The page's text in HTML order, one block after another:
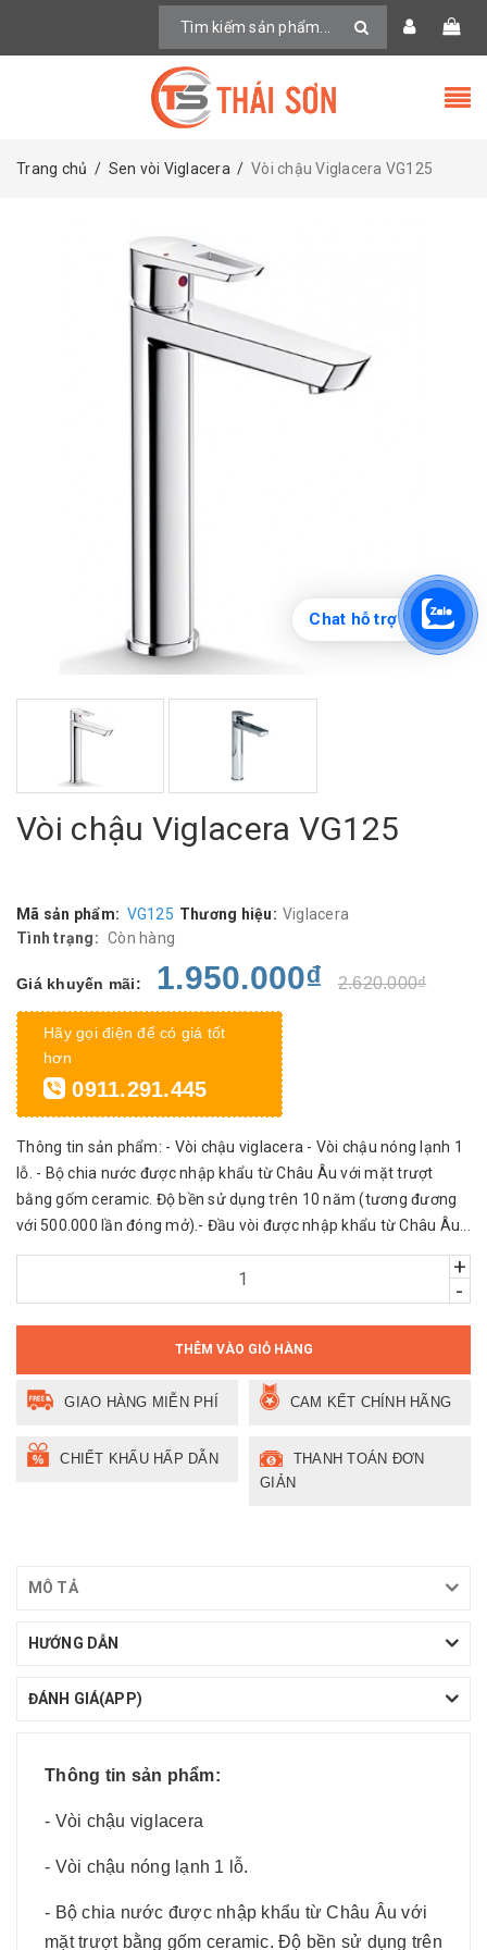
Trang chủ / Sen vòi Viglacera / Vòi chậu Viglacera VG125
Vòi chậu Viglacera VG125
Mã sản phẩm: VG125 Thương hiệu: Viglacera
Tình trạng: Còn hàng
Giá khuyến mãi: 1.950.000₫ 2.620.000₫
Hãy gọi điện để có giá tốt
hơn
0911.291.445
Thông tin sản phẩm: - Vòi chậu viglacera - Vòi chậu nóng lạnh 1
lỗ. - Bộ chia nước được nhập khẩu từ Châu Âu với mặt trượt
bằng gốm ceramic. Độ bền sử dụng trên 10 năm (tương đương
với 500.000 lần đóng mở).- Đầu vòi được nhập khẩu từ Châu Âu...
+
-
THÊM VÀO GIỎ HÀNG
GIAO HÀNG MIỄN PHÍ CAM KẾT CHÍNH HÃNG
CHIẾT KHẤU HẤP DẪN
THANH TOÁN ĐƠN
GIẢN
MÔ TẢ
HƯỚNG DẪN
ĐÁNH GIÁ(APP)
Thông tin sản phẩm:
- Vòi chậu viglacera
- Vòi chậu nóng lạnh 1 lỗ.
- Bộ chia nước được nhập khẩu từ Châu Âu với
mặt trượt bằng gốm ceramic. Độ bền sử dụng trên
Chat hỗ trợ